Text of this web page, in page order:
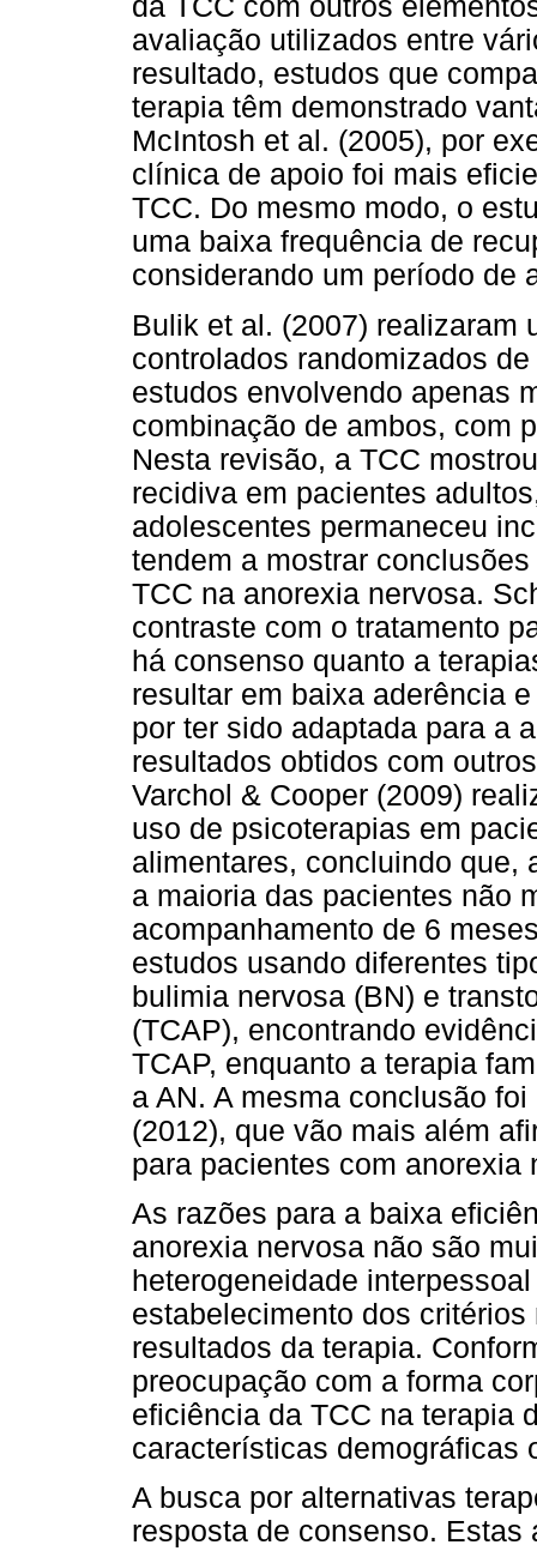
da TCC com outros
avaliação utilizados entre
resultado, estudos que
terapia têm demonstrado
McIntosh et al. (2005), por
clínica de apoio foi mais
TCC. Do mesmo modo, o
uma baixa frequência de
considerando um período de
Bulik et al. (2007) realizaram
controlados randomizados
estudos envolvendo apenas
combinação de ambos, com
Nesta revisão, a TCC
recidiva em pacientes
adolescentes permaneceu
tendem a mostrar
TCC na anorexia nervosa.
contraste com o tratamento
há consenso quanto a
resultar em baixa aderência
por ter sido adaptada para a
resultados obtidos com
Varchol & Cooper (2009)
uso de psicoterapias em
alimentares, concluindo que,
a maioria das pacientes não
acompanhamento de 6
estudos usando diferentes
bulimia nervosa (BN) e
(TCAP), encontrando
TCAP, enquanto a terapia
a AN. A mesma conclusão
(2012), que vão mais além
para pacientes com anorexia
As razões para a baixa
anorexia nervosa não são
heterogeneidade
estabelecimento dos
resultados da terapia.
preocupação com a forma
eficiência da TCC na terapia
características demográficas
A busca por alternativas
resposta de consenso.